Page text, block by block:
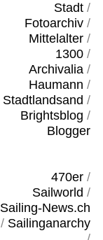
Stadt/
Fotoarchiv/
Mittelalter/
1300/
Archivalia/
Haumann /
Stadtlandsand /
Brightsblog /
Blogger
470er/
Sailworld /
Sailing-News.ch
/ Sailinganarchy